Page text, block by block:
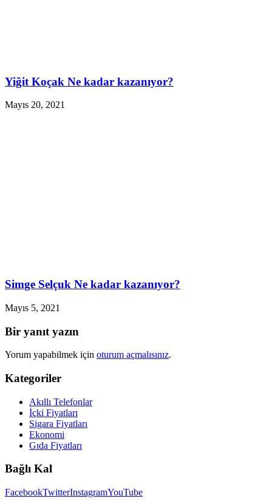
Yiğit Koçak Ne kadar kazanıyor?
Mayıs 20, 2021
Simge Selçuk Ne kadar kazanıyor?
Mayıs 5, 2021
Bir yanıt yazın
Yorum yapabilmek için oturum açmalısınız.
Kategoriler
Akıllı Telefonlar
İçki Fiyatları
Sigara Fiyatları
Ekonomi
Gıda Fiyatları
Bağlı Kal
FacebookTwitterInstagramYouTube